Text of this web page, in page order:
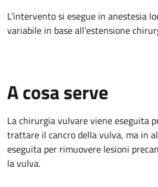
L’intervento si esegue in anestesia
variabile in base all’estensione
A cosa serve
La chirurgia vulvare viene eseguita
trattare il cancro della vulva, ma in
eseguita per rimuovere lesioni
la vulva.